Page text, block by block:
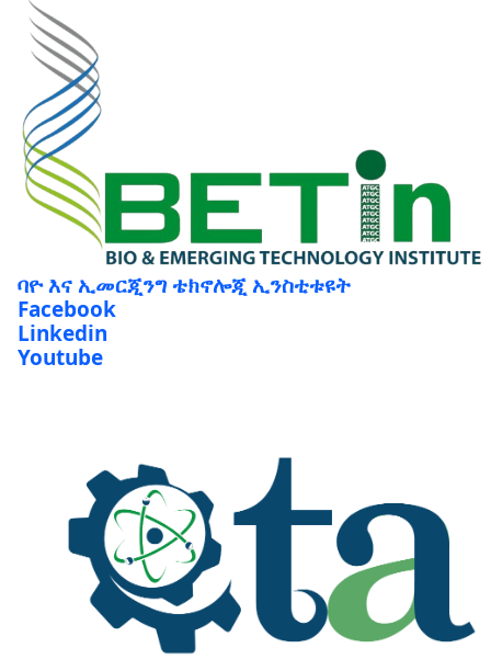
ባዮ እና ኢመርጂንግ ቴክኖሎጂ ኢንስቲቱዩት
Facebook
Linkedin
Youtube